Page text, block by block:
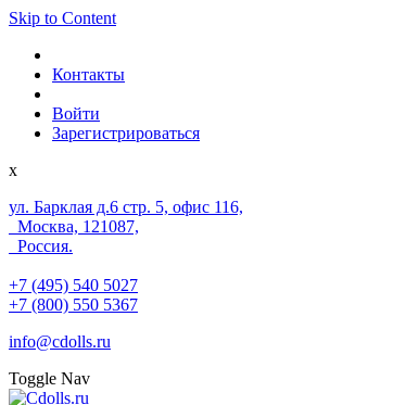
Skip to Content
Контакты
Войти
Зарегистрироваться
x
ул. Барклая д.6 стр. 5, офис 116,
Москва, 121087,
Россия.
+7 (495) 540 5027
+7 (800) 550 5367
info@cdolls.ru
Toggle Nav